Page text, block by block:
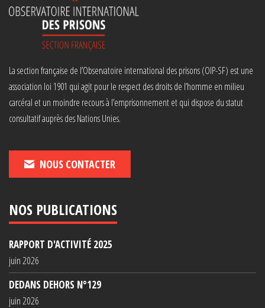
La section française de l’Observatoire international des prisons (OIP-SF) est une
association loi 1901 qui agit pour le respect des droits de l’homme en milieu
carcéral et un moindre recours à l’emprisonnement et qui dispose du statut
consultatif auprès des Nations Unies.
NOUS CONTACTER
NOS PUBLICATIONS
RAPPORT D'ACTIVITÉ 2025
juin 2026
DEDANS DEHORS N°129
juin 2026